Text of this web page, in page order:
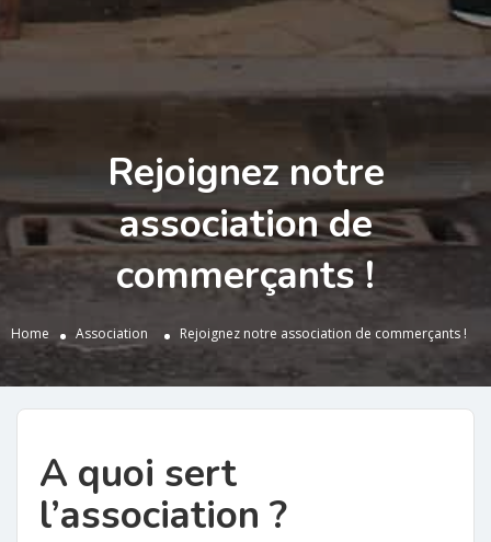
Rejoignez notre
association de
commerçants !
Home Association Rejoignez notre association de commerçants !
A quoi sert
l’association ?